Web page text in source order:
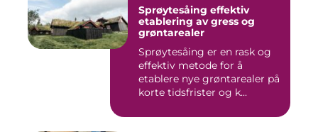
Sprøytesåing effektiv
etablering av gress og
grøntarealer
Sprøytesåing er en rask og
effektiv metode for å
etablere nye grøntarealer på
korte tidsfrister og k...